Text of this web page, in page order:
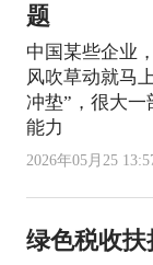
题
中国某些企业
风吹草动就马
冲垫”，很大
能力
2026年05月25
绿色税收